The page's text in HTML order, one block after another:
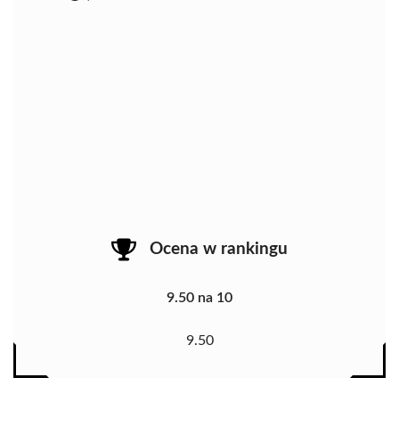
Ocena w rankingu
9.50 na 10
9.50